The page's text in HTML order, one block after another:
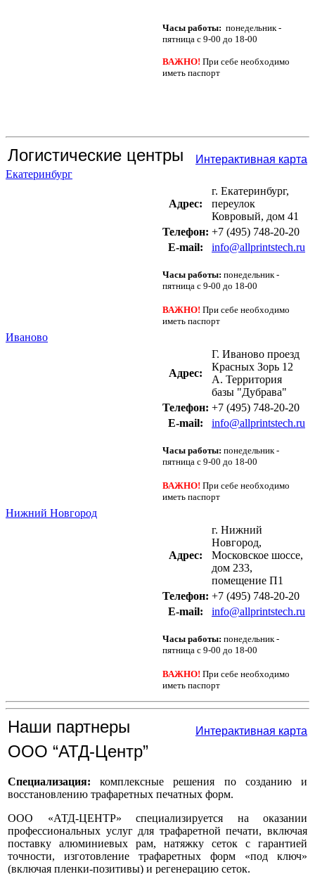
Часы работы: понедельник -
пятница с 9-00 до 18-00
ВАЖНО! При себе необходимо
иметь паспорт
Логистические центры
Интерактивная карта
Екатеринбург
Адрес:
г. Екатеринбург,
переулок
Ковровый, дом 41
Телефон: +7 (495) 748-20-20
Е-mail:
info@allprintstech.ru
Часы работы: понедельник -
пятница с 9-00 до 18-00
ВАЖНО! При себе необходимо
иметь паспорт
Иваново
Адрес:
Г. Иваново проезд
Красных Зорь 12
А. Территория
базы "Дубрава"
Телефон: +7 (495) 748-20-20
Е-mail:
info@allprintstech.ru
Часы работы: понедельник -
пятница с 9-00 до 18-00
ВАЖНО! При себе необходимо
иметь паспорт
Нижний Новгород
Адрес:
г. Нижний
Новгород,
Московское шоссе,
дом 233,
помещение П1
Телефон: +7 (495) 748-20-20
Е-mail:
info@allprintstech.ru
Часы работы: понедельник -
пятница с 9-00 до 18-00
ВАЖНО! При себе необходимо
иметь паспорт
Наши партнеры Интерактивная карта
ООО “АТД-Центр”
Специализация: комплексные решения по созданию и
восстановлению трафаретных печатных форм.
ООО «АТД-ЦЕНТР» специализируется на оказании
профессиональных услуг для трафаретной печати, включая
поставку алюминиевых рам, натяжку сеток с гарантией
точности, изготовление трафаретных форм «под ключ»
(включая пленки-позитивы) и регенерацию сеток.